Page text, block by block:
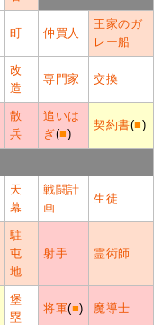
町 仲買人
王家のガ
レー船
改
造
専門家 交換
散
兵
追いは
ぎ(■)
契約書(■)
天
幕
戦闘計
画
生徒
駐
屯
地
射手 霊術師
堡
塁
将軍(■) 魔導士